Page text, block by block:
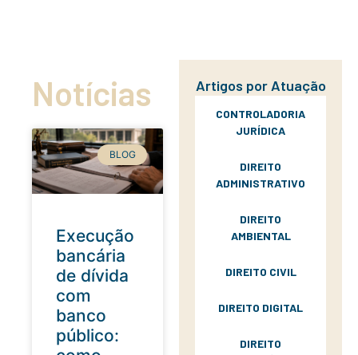
Notícias
BLOG
Execução
bancária
de dívida
com
banco
público:
Artigos por Atuação
CONTROLADORIA
JURÍDICA
DIREITO
ADMINISTRATIVO
DIREITO
AMBIENTAL
DIREITO CIVIL
DIREITO DIGITAL
DIREITO